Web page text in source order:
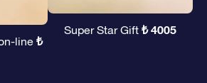
line ₺
Super Star Gift ₺ 4005